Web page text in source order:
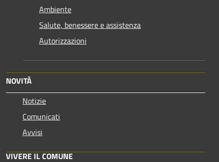
Ambiente
Salute, benessere e assistenza
Autorizzazioni
NOVITÀ
Notizie
Comunicati
Avvisi
VIVERE IL COMUNE